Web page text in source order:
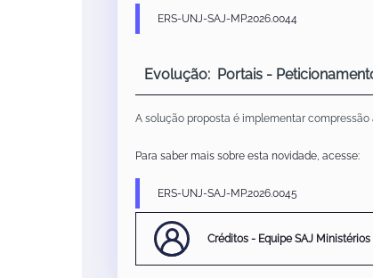
ERS-UNJ-SAJ-MP.2026.0044
Evolução: Portais -
A solução proposta é implementar
Para saber mais sobre esta novidade, acesse:
ERS-UNJ-SAJ-MP.2026.0045
Créditos - Equipe SAJ